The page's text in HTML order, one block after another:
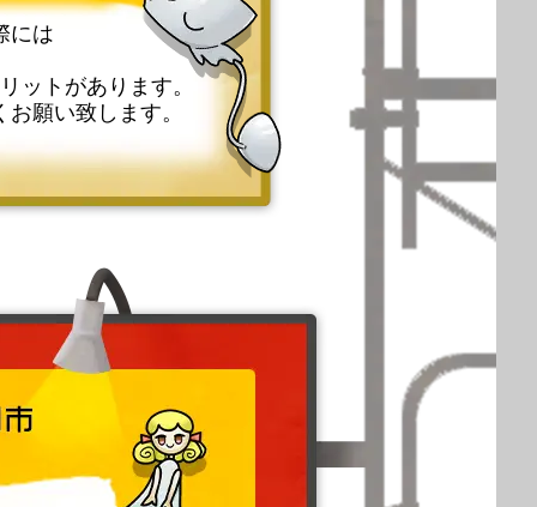
には
ットがあります。
願い致します。